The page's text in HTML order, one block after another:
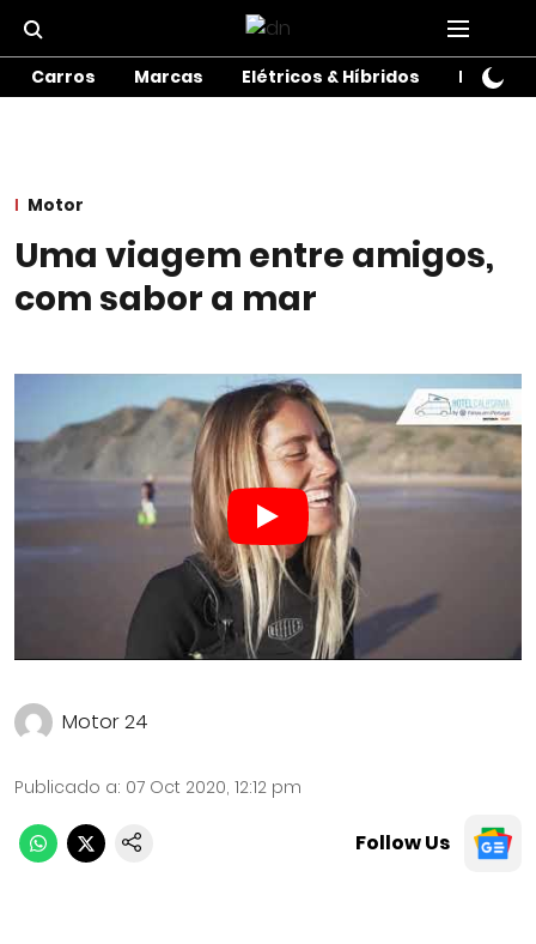
Carros Marcas Elétricos & Híbridos Motos
Motor
Uma viagem entre amigos,
com sabor a mar
Motor 24
Publicado a: 07 Oct 2020, 12:12 pm
Follow Us